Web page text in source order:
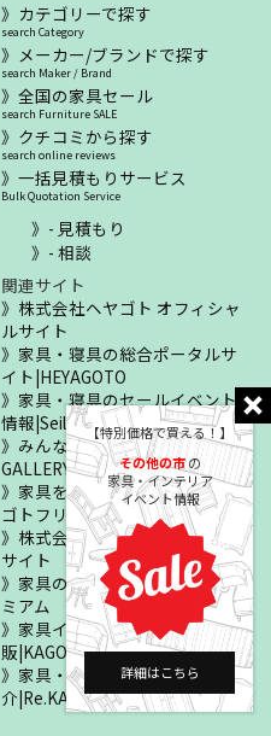
【特別価格で買える！】
その他の市の
家具・インテリア
イベント情報
詳細はこちら
カテゴリーで探す
search Category
メーカー/ブランドで探す
search Maker / Brand
全国の家具セール
search Furniture SALE
クチコミから探す
search online reviews
一括見積もりサービス
Bulk Quotation Service
- 見積もり
- 相談
関連サイト
株式会社ヘヤゴト オフィシャ
ルサイト
家具・寝具の総合ポータルサ
イト|HEYAGOTO
家具・寝具のセールイベント
情報|Seiloo
みんなのお部屋自慢|MY !
GALLERY
家具をあげたい・ほしい|ヘヤ
ゴトフリマ
株式会社カグー オフィシャル
サイト
家具の正規販売店|KAGOOプレ
ミアム
家具インテリア・寝具の通
販|KAGOO公式通販
家具・住まいの修理紹
介|Re.KAGOO